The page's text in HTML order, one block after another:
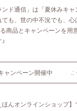
ド通信」は「夏休みキャ
も、世の中不況でも、
商品とキャンペーンを用
♪
ーン開催中 .:・
オンラインショップ】